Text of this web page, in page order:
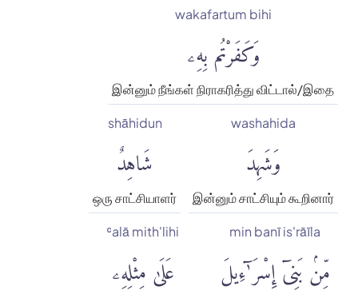
wakafartum bihi
وَكَفَرْتُم بِهِۦ
இன்னும் நீங்கள் நிராகரித்து விட்டால்/இதை
washahida
وَشَهِدَ
இன்னும் சாட்சியும் கூறினார்
shāhidun
شَاهِدٌ
ஒரு சாட்சியாளர்
min banī is'rāīla
مِّنۢ بَنِىٓ إِسْرَٰٓءِيلَ
ʿalā mith'lihi
عَلَىٰ مِثْلِهِۦ